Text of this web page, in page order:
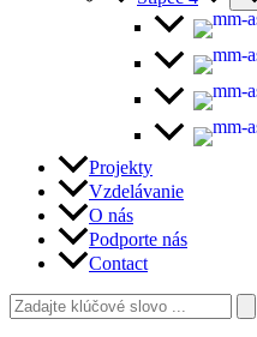
Projekty
Vzdelávanie
O nás
Podporte nás
Contact
Search
for: